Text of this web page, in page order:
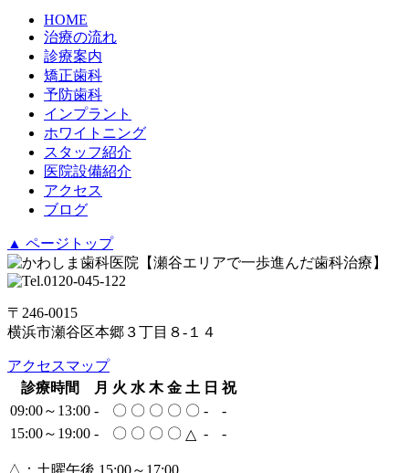
HOME
治療の流れ
診療案内
矯正歯科
予防歯科
インプラント
ホワイトニング
スタッフ紹介
医院設備紹介
アクセス
ブログ
▲ ページトップ
〒246-0015
横浜市瀬谷区本郷３丁目８-１４
アクセスマップ
診療時間
月 火 水 木 金 土 日 祝
09:00～13:00 - 〇 〇 〇 〇 〇 -
-
15:00～19:00 - 〇 〇 〇 〇 △ - -